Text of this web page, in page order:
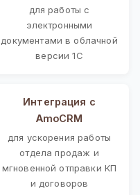
для работы с
электронными
документами в облачной
версии 1С
Интеграция с
AmoCRM
для ускорения работы
отдела продаж и
мгновенной отправки КП
и договоров